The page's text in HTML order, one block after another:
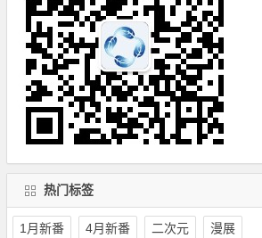
热门标签
1月新番 4月新番 二次元 漫展